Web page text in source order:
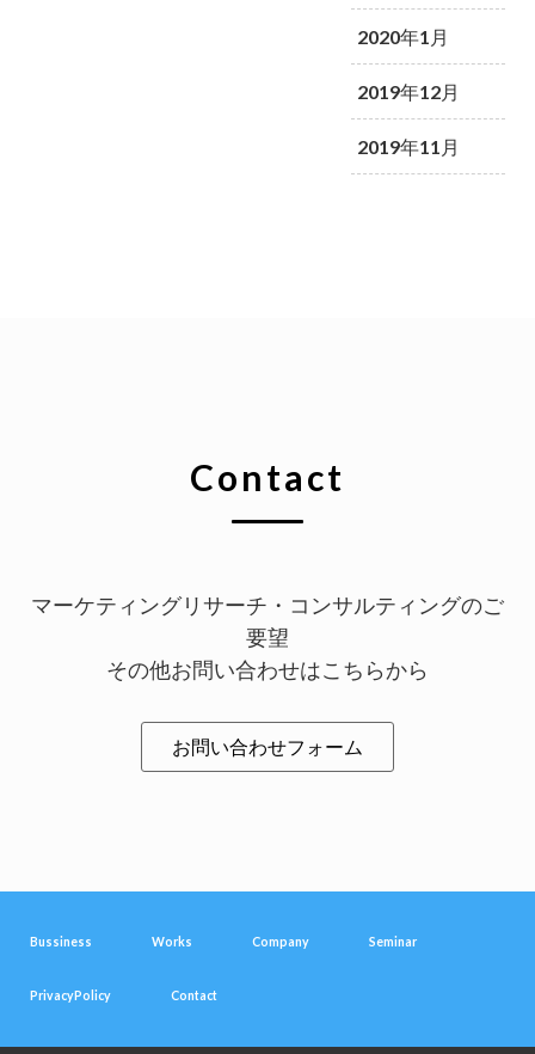
2020年1月
2019年12月
2019年11月
Contact
マーケティングリサーチ・コンサルティングのご
要望
その他お問い合わせはこちらから
お問い合わせフォーム
Bussiness Works Company Seminar
PrivacyPolicy Contact